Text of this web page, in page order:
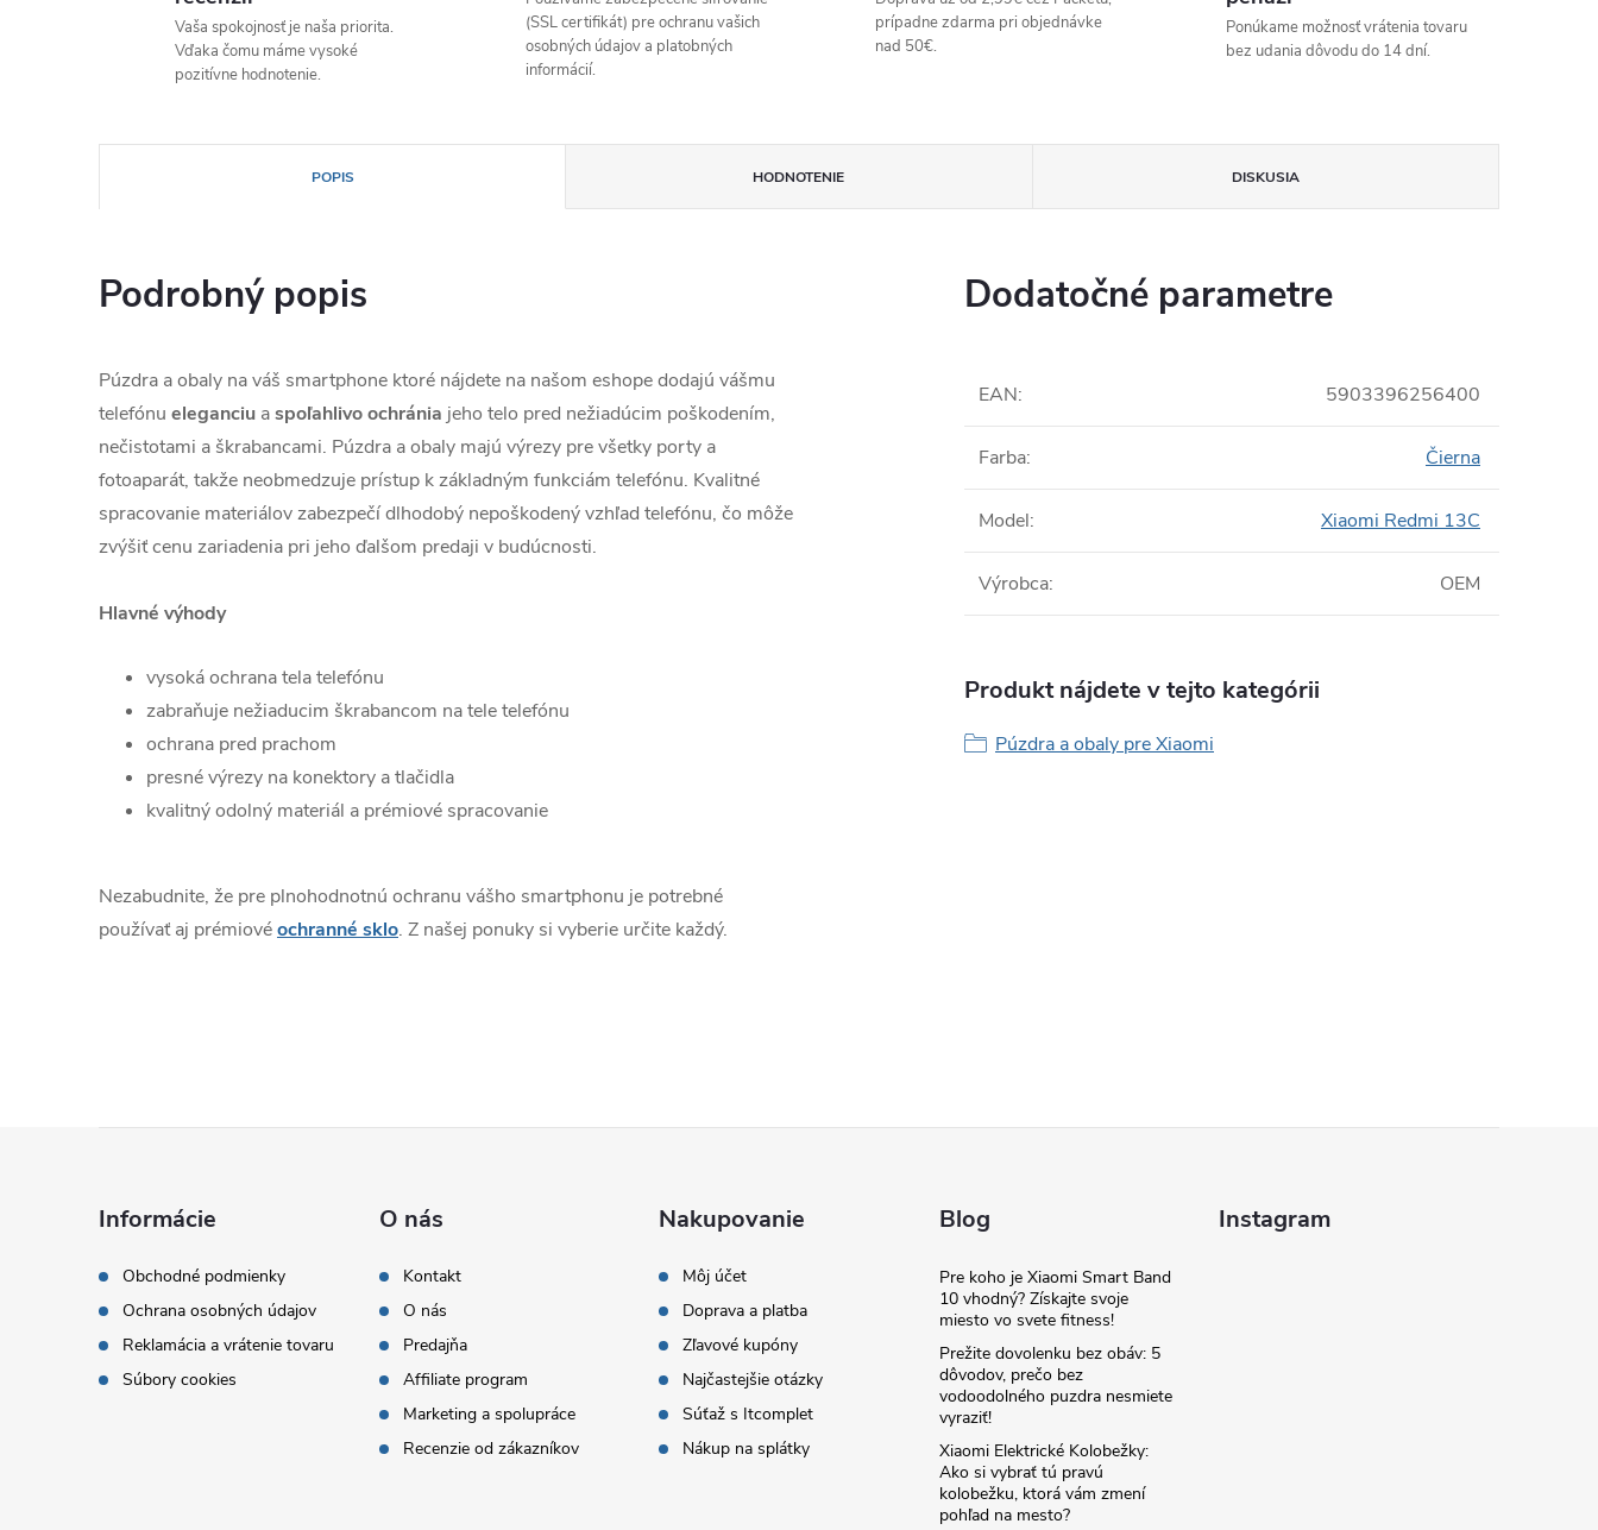
Vaša spokojnosť je naša priorita.
Vďaka čomu máme vysoké
pozitívne hodnotenie.
(SSL certifikát) pre ochranu vašich
osobných údajov a platobných
informácií.
prípadne zdarma pri objednávke
nad 50€.
Ponúkame možnosť vrátenia tovaru
bez udania dôvodu do 14 dní.
POPIS HODNOTENIE DISKUSIA
Podrobný popis
Púzdra a obaly na váš smartphone ktoré nájdete na našom eshope dodajú vášmu
telefónu eleganciu aspoľahlivoochránia jeho telo pred nežiadúcim poškodením,
nečistotami a škrabancami. Púzdra a obaly majú výrezy pre všetky porty a
fotoaparát, takže neobmedzuje prístup k základným funkciám telefónu. Kvalitné
spracovanie materiálov zabezpečí dlhodobý nepoškodený vzhľad telefónu, čo môže
zvýšiť cenu zariadenia pri jeho ďalšom predaji v budúcnosti.
Hlavné výhody
vysoká ochrana tela telefónu
zabraňuje nežiaducim škrabancom na tele telefónu
ochrana pred prachom
presné výrezy na konektory a tlačidla
kvalitný odolný materiál a prémiové spracovanie
Nezabudnite, že pre plnohodnotnú ochranu vášho smartphonu je potrebné
používať aj prémiovéochranné sklo. Z našej ponuky si vyberie určite každý.
Dodatočné parametre
EAN: 5903396256400
Farba: Čierna
Model: Xiaomi Redmi 13C
Výrobca: OEM
Produkt nájdete v tejto kategórii
Púzdra a obaly pre Xiaomi
Informácie
Obchodné podmienky
Ochrana osobných údajov
Reklamácia a vrátenie tovaru
Súbory cookies
O nás
Kontakt
O nás
Predajňa
Affiliate program
Marketing a spolupráce
Recenzie od zákazníkov
Nakupovanie
Môj účet
Doprava a platba
Zľavové kupóny
Najčastejšie otázky
Súťaž s Itcomplet
Nákup na splátky
Blog
Pre koho je Xiaomi Smart Band
10 vhodný? Získajte svoje
miesto vo svete fitness!
Prežite dovolenku bez obáv: 5
dôvodov, prečo bez
vodoodolného puzdra nesmiete
vyraziť!
Xiaomi Elektrické Kolobežky:
Ako si vybrať tú pravú
kolobežku, ktorá vám zmení
pohľad na mesto?
Instagram